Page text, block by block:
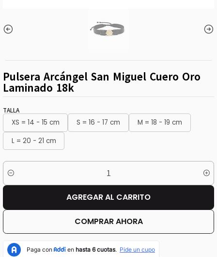
Pulsera Arcángel San Miguel Cuero Oro
Laminado 18k
TALLA
XS = 14 - 15 cm S = 16 - 17 cm
M = 18 - 19 cm
L = 20 - 21 cm
Cantidad
AGREGAR AL CARRITO
COMPRAR AHORA